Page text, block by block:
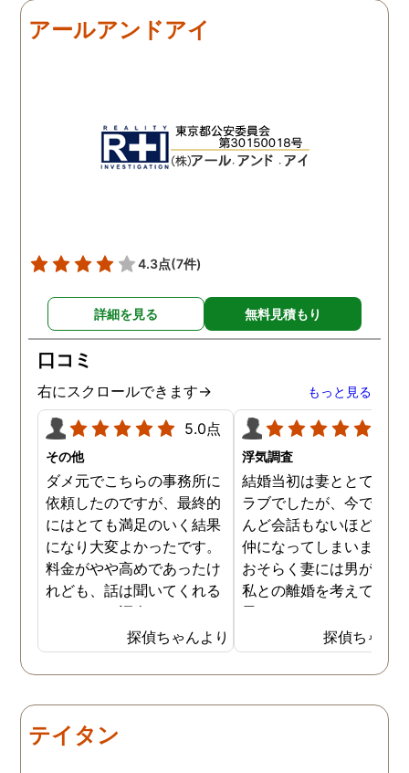
てた事もあり、親切丁寧
で、更に突然の依頼でも、
すが、自分ごとの様に考え
てくださったので、〇〇さ
んには、どんだけ救われた
る前後も頻繁に連絡いた
きた時は一番に相談させ
いただきます 本当に、
がとうございました
アールアンドアイ
4.3点(7件)
詳細を見る 無料見積もり
口コミ
右にスクロールできます→ もっと見る
5.0点
その他
ダメ元でこちらの事務所に
依頼したのですが、最終的
にはとても満足のいく結果
になり大変よかったです。
料金がやや高めであったけ
れども、話は聞いてくれる
しきちんと調査してくれる
しで非常に満足していま
す。調査が終わった後もし
っかりとサポートしていた
になりました。さすが調査
のプロフェッショナルだと
探偵ちゃんより
浮気調査
結婚当初は妻ととてもラ
ラブでしたが、今ではほ
んど会話もないほど険悪
仲になってしまいました
おそらく妻には男がおり
私との離婚を考えている
思います。そこでどうせ
婚をするのならと思い、
の不倫の証拠を押さえて
から離婚を提案すること
みの日に妻は外出するこ
探偵ちゃん
テイタン